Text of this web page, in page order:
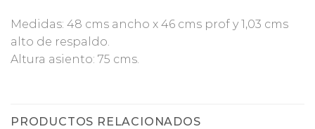
Medidas: 48 cms ancho x 46 cms prof y 1,03 cms
alto de respaldo.
Altura asiento: 75 cms.
PRODUCTOS RELACIONADOS